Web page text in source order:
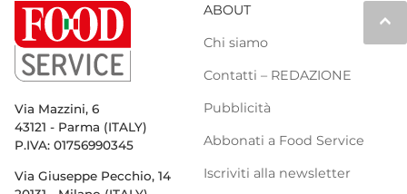
keyboard_arrow_up
Via Mazzini, 6
43121 - Parma (ITALY)
P.IVA: 01756990345
Via Giuseppe Pecchio, 14
ABOUT
Chi siamo
Contatti – REDAZIONE
Pubblicità
Abbonati a Food Service
Iscriviti alla newsletter